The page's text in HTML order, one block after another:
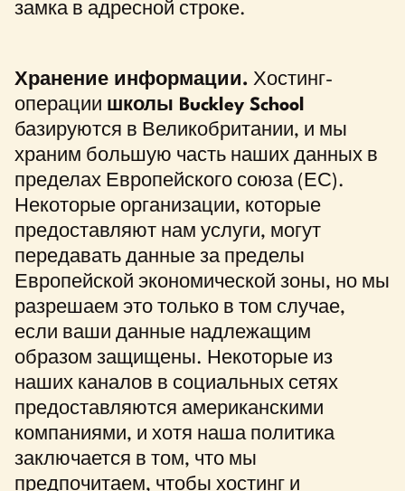
замка в адресной строке.
Хранение информации. Хостинг-
операции школы Buckley School
базируются в Великобритании, и мы
храним большую часть наших данных в
пределах Европейского союза (ЕС).
Некоторые организации, которые
предоставляют нам услуги, могут
передавать данные за пределы
Европейской экономической зоны, но мы
разрешаем это только в том случае,
если ваши данные надлежащим
образом защищены. Некоторые из
наших каналов в социальных сетях
предоставляются американскими
компаниями, и хотя наша политика
заключается в том, что мы
предпочитаем, чтобы хостинг и